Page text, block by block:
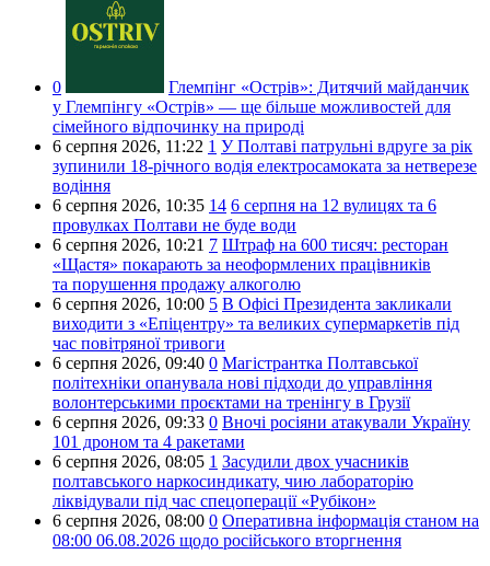
0 Глемпінг «Острів»: Дитячий майданчик
у Глемпінгу «Острів» — ще більше можливостей для
сімейного відпочинку на природі
6 серпня 2026, 11:22 1 У Полтаві патрульні вдруге за рік
зупинили 18-річного водія електросамоката за нетверезе
водіння
6 серпня 2026, 10:35 14 6 серпня на 12 вулицях та 6
провулках Полтави не буде води
6 серпня 2026, 10:21 7 Штраф на 600 тисяч: ресторан
«Щастя» покарають за неоформлених працівників
та порушення продажу алкоголю
6 серпня 2026, 10:00 5 В Офісі Президента закликали
виходити з «Епіцентру» та великих супермаркетів під
час повітряної тривоги
6 серпня 2026, 09:40 0 Магістрантка Полтавської
політехніки опанувала нові підходи до управління
волонтерськими проєктами на тренінгу в Грузії
6 серпня 2026, 09:33 0 Вночі росіяни атакували Україну
101 дроном та 4 ракетами
6 серпня 2026, 08:05 1 Засудили двох учасників
полтавського наркосиндикату, чию лабораторію
ліквідували під час спецоперації «Рубікон»
6 серпня 2026, 08:00 0 Оперативна інформація станом на
08:00 06.08.2026 щодо російського вторгнення